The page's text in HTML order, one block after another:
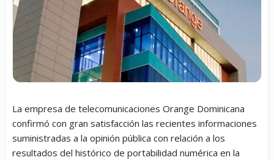
La empresa de telecomunicaciones Orange Dominicana
confirmó con gran satisfacción las recientes informaciones
suministradas a la opinión pública con relación a los
resultados del histórico de portabilidad numérica en la